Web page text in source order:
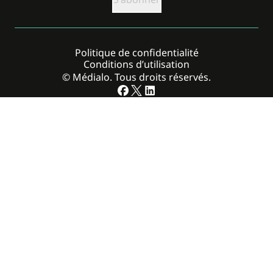
© Médialo. Tous droits réservés.
Politique de confidentialité
Conditions d’utilisation